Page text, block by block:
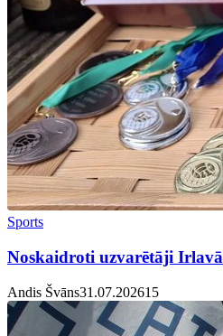
Sports
Noskaidroti uzvarētāji Irlavā
Andis Švāns31.07.20261 5